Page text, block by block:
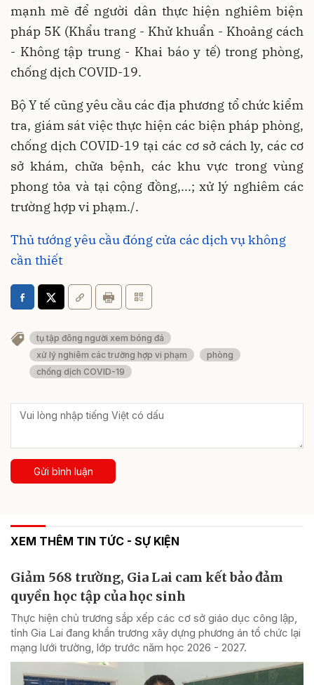
mạnh mẽ để người dân thực hiện nghiêm biện
pháp 5K (Khẩu trang - Khử khuẩn - Khoảng cách
- Không tập trung - Khai báo y tế) trong phòng,
chống dịch COVID-19.
Bộ Y tế cũng yêu cầu các địa phương tổ chức kiểm
tra, giám sát việc thực hiện các biện pháp phòng,
chống dịch COVID-19 tại các cơ sở cách ly, các cơ
sở khám, chữa bệnh, các khu vực trong vùng
phong tỏa và tại cộng đồng,...; xử lý nghiêm các
trường hợp vi phạm./.
Thủ tướng yêu cầu đóng cửa các dịch vụ không
cần thiết
tụ tập đông người xem bóng đá
xử lý nghiêm các trường hợp vi phạm
phòng
chống dịch COVID-19
Gửi bình luận
XEM THÊM TIN TỨC - SỰ KIỆN
Giảm 568 trường, Gia Lai cam kết bảo đảm
quyền học tập của học sinh
Thực hiện chủ trương sắp xếp các cơ sở giáo dục công lập,
tỉnh Gia Lai đang khẩn trương xây dựng phương án tổ chức lại
mạng lưới trường, lớp trước năm học 2026 - 2027.